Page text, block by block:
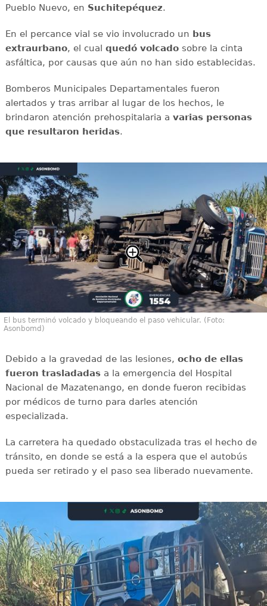
Pueblo Nuevo, en Suchitepéquez.
En el percance vial se vio involucrado un bus
extraurbano, el cual quedó volcadosobre la cinta
asfáltica, por causas que aún no han sido establecidas.
Bomberos Municipales Departamentales fueron
alertados y tras arribar al lugar de los hechos, le
brindaron atención prehospitalaria a varias personas
que resultaron heridas.
El bus terminó volcado y bloqueando el paso vehicular. (Foto:
Asonbomd)
Debido a la gravedad de las lesiones, ocho de ellas
fueron trasladadasa la emergencia del Hospital
Nacional de Mazatenango, en donde fueron recibidas
por médicos de turno para darles atención
especializada.
La carretera ha quedado obstaculizada tras el hecho de
tránsito, en donde se está a la espera que el autobús
pueda ser retirado y el paso sea liberado nuevamente.